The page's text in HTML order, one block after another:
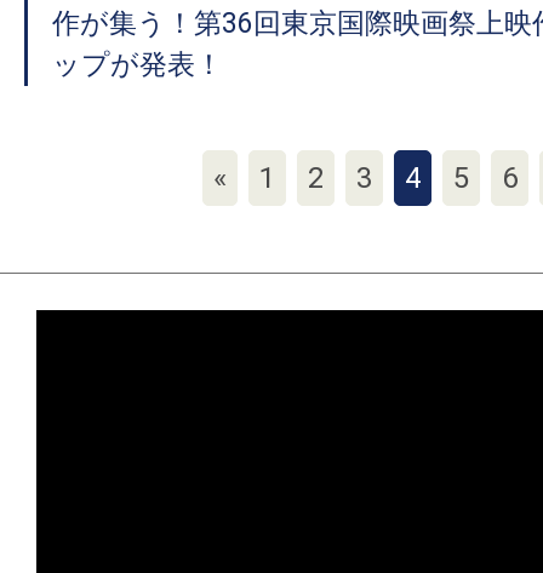
作が集う！第36回東京国際映画祭上
ップが発表！
« 1 2 3 4 5 6